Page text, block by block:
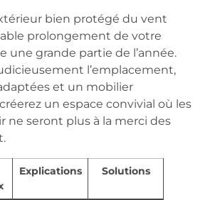
bien protégé du vent
prolongement de votre
une grande partie de l’année.
l’emplacement,
et un mobilier
un espace convivial où les
ne seront plus à la merci des
Explications Solutions